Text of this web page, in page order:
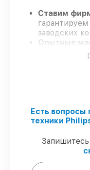
Ставим
заводских
Опытные
отбор, что
виды
поддержкой
Мы
Есть вопросы
техники